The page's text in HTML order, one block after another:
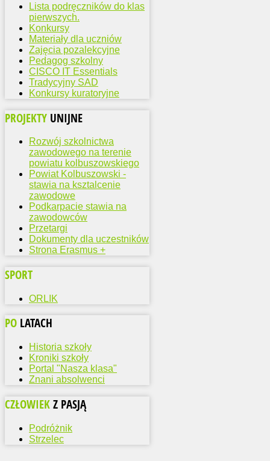
Lista podręczników do klas
pierwszych.
Konkursy
Materiały dla uczniów
Zajęcia pozalekcyjne
Pedagog szkolny
CISCO IT Essentials
Tradycyjny SAD
Konkursy kuratoryjne
PROJEKTY UNIJNE
Rozwój szkolnictwa
zawodowego na terenie
powiatu kolbuszowskiego
Powiat Kolbuszowski -
stawia na ksztalcenie
zawodowe
Podkarpacie stawia na
zawodowców
Przetargi
Dokumenty dla uczestników
Strona Erasmus +
SPORT
ORLIK
PO LATACH
Historia szkoły
Kroniki szkoły
Portal "Nasza klasa"
Znani absolwenci
CZŁOWIEK Z PASJĄ
Podróżnik
Strzelec